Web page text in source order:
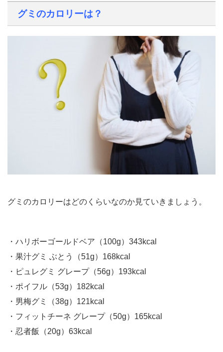
グミのカロリーは？
グミのカロリーはどのくらいなのか見ていきましょう。
・ハリボーゴールドベア（100g）343kcal
・果汁グミ ぶとう（51g）168kcal
・ピュレグミ グレープ（56g）193kcal
・ポイフル（53g）182kcal
・男梅グミ（38g）121kcal
・フィットチーネ グレープ（50g）165kcal
・忍者飯（20g）63kcal